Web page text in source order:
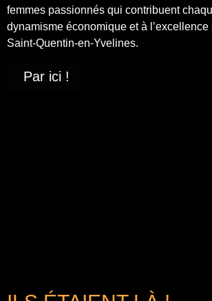
femmes passionnés qui contribuent
dynamisme économique et à
Saint-Quentin-en-Yvelines.
Par ici !